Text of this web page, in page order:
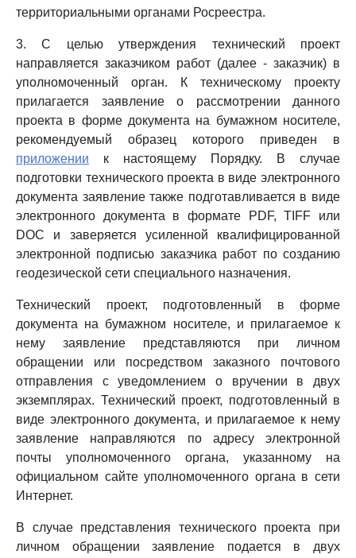
территориальными органами Росреестра.
3. С целью утверждения технический проект
направляется заказчиком работ (далее - заказчик) в
уполномоченный орган. К техническому проекту
прилагается заявление о рассмотрении данного
проекта в форме документа на бумажном носителе,
рекомендуемый образец которого приведен в
приложении к настоящему Порядку. В случае
подготовки технического проекта в виде электронного
документа заявление также подготавливается в виде
электронного документа в формате PDF, TIFF или
DOC и заверяется усиленной квалифицированной
электронной подписью заказчика работ по созданию
геодезической сети специального назначения.
Технический проект, подготовленный в форме
документа на бумажном носителе, и прилагаемое к
нему заявление представляются при личном
обращении или посредством заказного почтового
отправления с уведомлением о вручении в двух
экземплярах. Технический проект, подготовленный в
виде электронного документа, и прилагаемое к нему
заявление направляются по адресу электронной
почты уполномоченного органа, указанному на
официальном сайте уполномоченного органа в сети
Интернет.
В случае представления технического проекта при
личном обращении заявление подается в двух